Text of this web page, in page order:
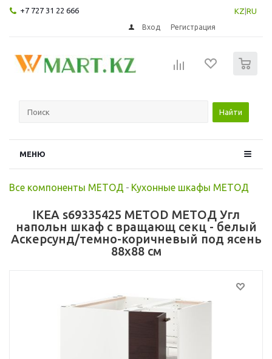
+7 727 31 22 666 KZ RU
Вход Регистрация
Найти
МЕНЮ
Все компоненты МЕТОД - Кухонные шкафы МЕТОД
IKEA s69335425 METOD МЕТОД Угл
напольн шкаф с вращающ секц - белый
Аскерсунд/темно-коричневый под ясень
88x88 см